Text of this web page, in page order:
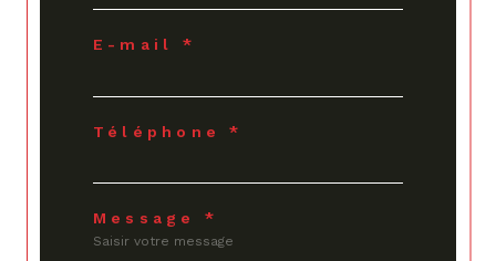
E-mail *
Téléphone *
Message *